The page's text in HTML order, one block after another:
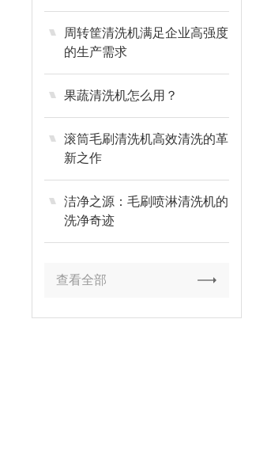
周转筐清洗机满足企业高强度
的生产需求
果蔬清洗机怎么用？
滚筒毛刷清洗机高效清洗的革
新之作
洁净之源：毛刷喷淋清洗机的
洗净奇迹
查看全部